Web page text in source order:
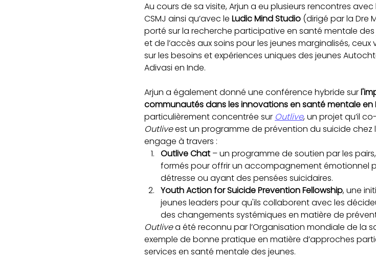
Au cours de sa visite, Arjun a eu plusieurs rencontres
CSMJ ainsi qu’avec le Ludic Mind Studio (dirigé par la Dre
porté sur la recherche participative en santé mentale des
et de l’accès aux soins pour les jeunes marginalisés,
sur les besoins et expériences uniques des jeunes
Adivasi en Inde.
Arjun a également donné une conférence hybride sur
communautés dans les innovations en santé mentale en
particulièrement concentrée sur Outlive, un projet qu’il
Outlive est un programme de prévention du suicide chez
engage à travers :
Outlive Chat – un programme de soutien par les
formés pour offrir un accompagnement émotionnel
détresse ou ayant des pensées suicidaires.
Youth Action for Suicide Prevention Fellowship, une
jeunes leaders pour qu'ils collaborent avec les
des changements systémiques en matière de
Outlive a été reconnu par l’Organisation mondiale de la
exemple de bonne pratique en matière d’approches
services en santé mentale des jeunes.